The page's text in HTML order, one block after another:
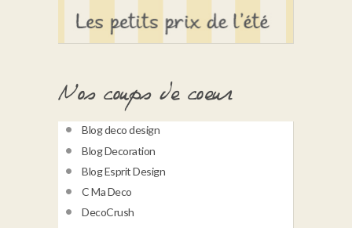
Nos coups de coeur
Blog deco design
Blog Decoration
Blog Esprit Design
C Ma Deco
DecoCrush